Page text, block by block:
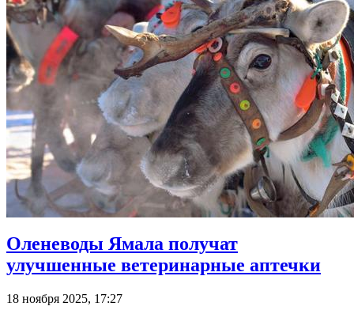
Оленеводы Ямала получат
улучшенные ветеринарные аптечки
18 ноября 2025, 17:27